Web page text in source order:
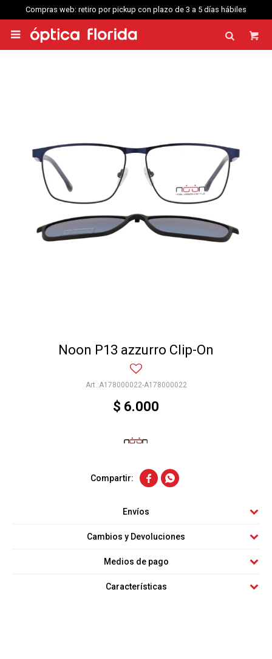
Compras web: retiro por pickup con plazo de 3 a 5 días hábiles

Noon P13 azzurro Clip-On
A178000022-A178000022
$ 6.000
 
Envíos
Cambios y Devoluciones
Medios de pago
Características